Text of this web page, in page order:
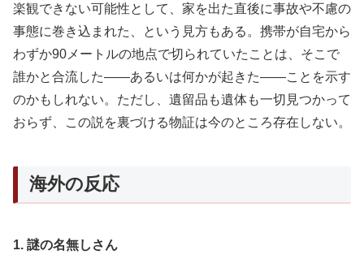
楽観できない可能性として、家を出た直後に事故や不慮の
事態に巻き込まれた、という見方もある。携帯が自宅から
わずか90メートルの地点で切られていたことは、そこで
誰かと合流した——あるいは何かが起きた——ことを示す
のかもしれない。ただし、遺留品も遺体も一切見つかって
おらず、この説を裏づける物証は今のところ存在しない。
海外の反応
1. 謎の名無しさん